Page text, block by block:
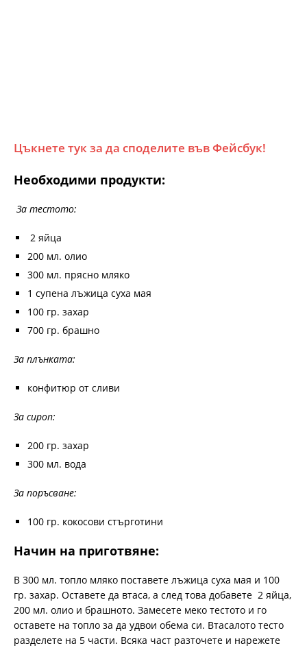
Цъкнете тук за да споделите във Фейсбук!
Необходими продукти:
За тестото:
2 яйца
200 мл. олио
300 мл. прясно мляко
1 супена лъжица суха мая
100 гр. захар
700 гр. брашно
За плънката:
конфитюр от сливи
За сироп:
200 гр. захар
300 мл. вода
За поръсване:
100 гр. кокосови стърготини
Начин на приготвяне:
В 300 мл. топло мляко поставете лъжица суха мая и 100
гр. захар. Оставете да втаса, а след това добавете 2 яйца,
200 мл. олио и брашното. Замесете меко тестото и го
оставете на топло за да удвои обема си. Втасалото тесто
разделете на 5 части. Всяка част разточете и нарежете